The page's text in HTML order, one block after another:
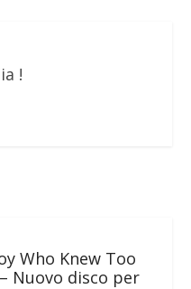
!
Who Knew Too
Nuovo disco per